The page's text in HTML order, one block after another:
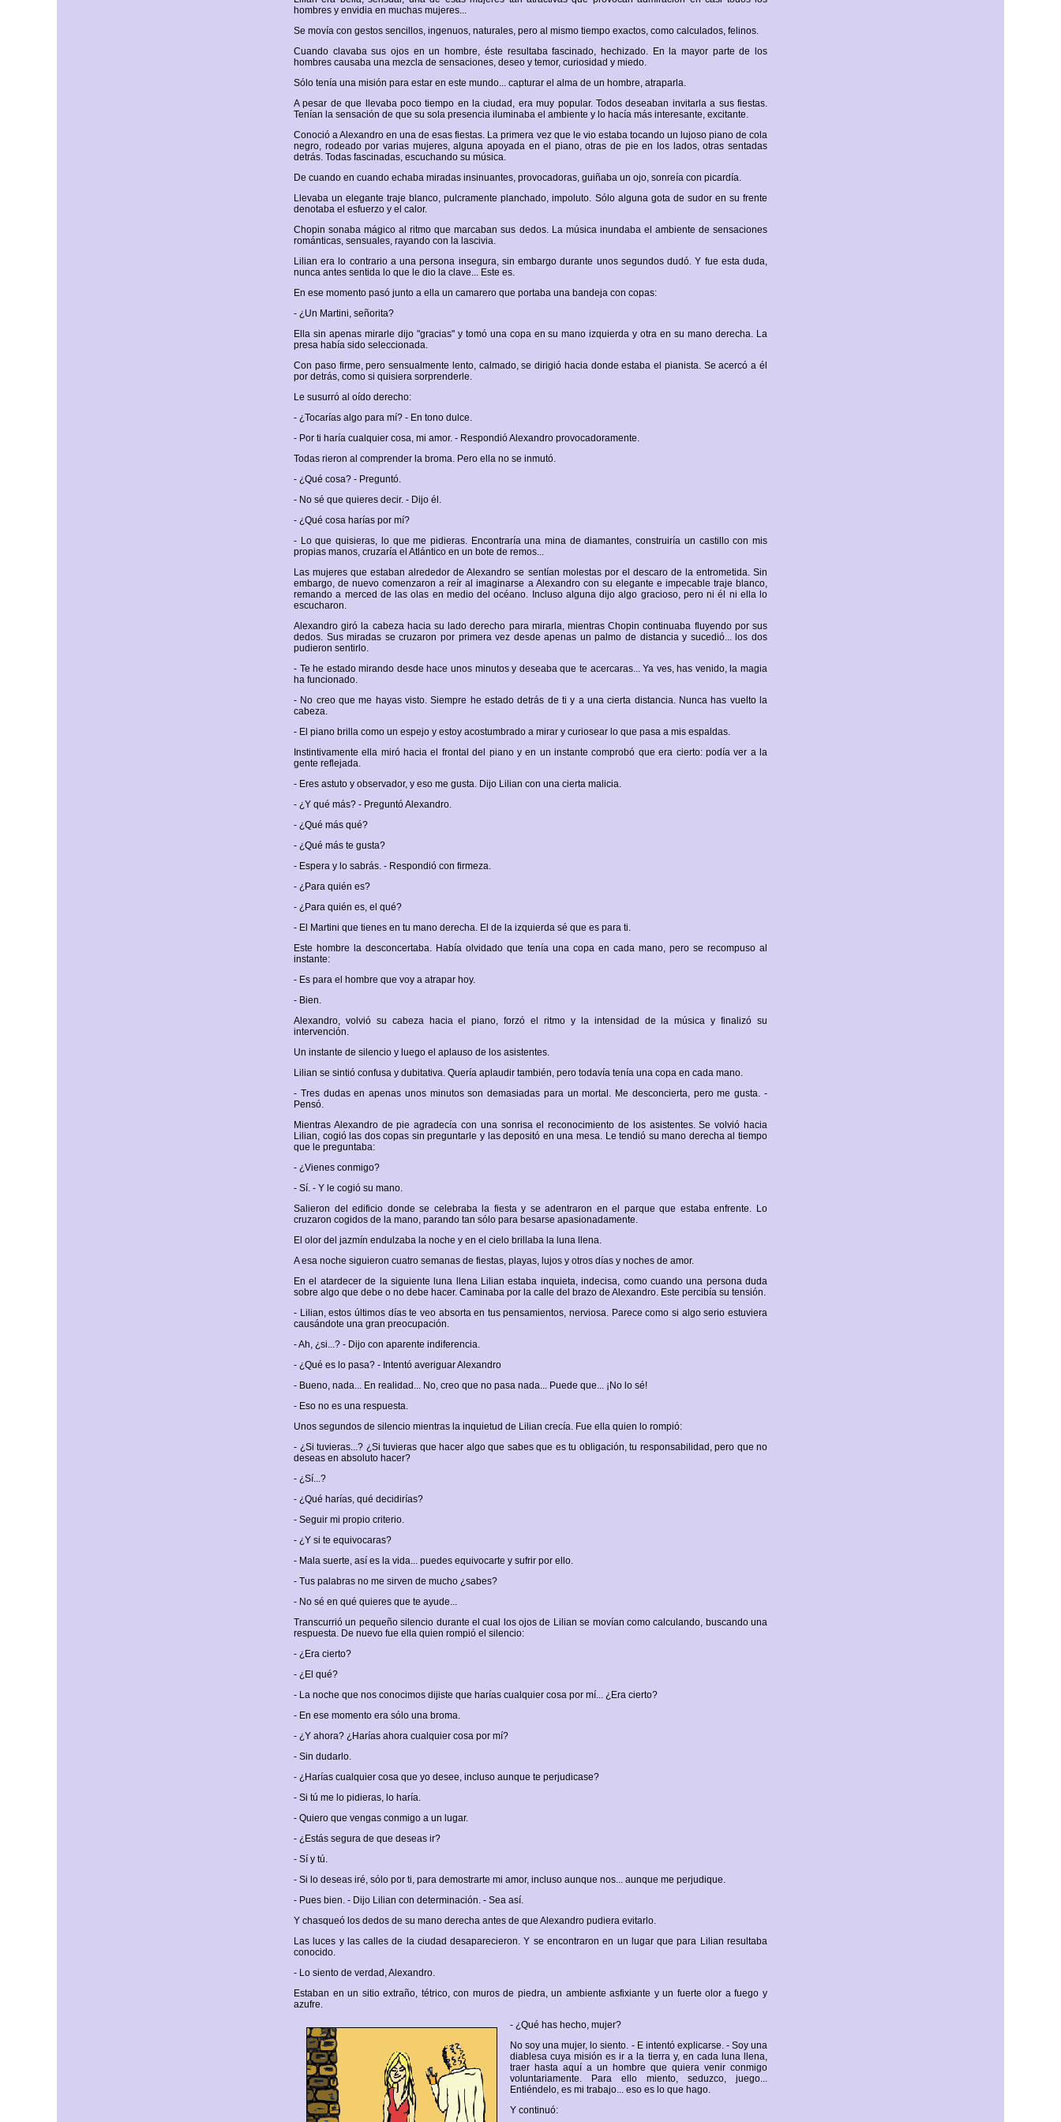
hombres y envidia en muchas mujeres...
Se movía con gestos sencillos, ingenuos, naturales, pero al mismo tiempo exactos, como calculados, felinos.
Cuando clavaba sus ojos en un hombre, éste resultaba fascinado, hechizado. En la mayor parte de los
hombres causaba una mezcla de sensaciones, deseo y temor, curiosidad y miedo.
Sólo tenía una misión para estar en este mundo... capturar el alma de un hombre, atraparla.
A pesar de que llevaba poco tiempo en la ciudad, era muy popular. Todos deseaban invitarla a sus fiestas.
Tenían la sensación de que su sola presencia iluminaba el ambiente y lo hacía más interesante, excitante.
Conoció a Alexandro en una de esas fiestas. La primera vez que le vio estaba tocando un lujoso piano de cola
negro, rodeado por varias mujeres, alguna apoyada en el piano, otras de pie en los lados, otras sentadas
detrás. Todas fascinadas, escuchando su música.
De cuando en cuando echaba miradas insinuantes, provocadoras, guiñaba un ojo, sonreía con picardía.
Llevaba un elegante traje blanco, pulcramente planchado, impoluto. Sólo alguna gota de sudor en su frente
denotaba el esfuerzo y el calor.
Chopin sonaba mágico al ritmo que marcaban sus dedos. La música inundaba el ambiente de sensaciones
románticas, sensuales, rayando con la lascivia.
Lilian era lo contrario a una persona insegura, sin embargo durante unos segundos dudó. Y fue esta duda,
nunca antes sentida lo que le dio la clave... Este es.
En ese momento pasó junto a ella un camarero que portaba una bandeja con copas:
- ¿Un Martini, señorita?
Ella sin apenas mirarle dijo "gracias" y tomó una copa en su mano izquierda y otra en su mano derecha. La
presa había sido seleccionada.
Con paso firme, pero sensualmente lento, calmado, se dirigió hacia donde estaba el pianista. Se acercó a él
por detrás, como si quisiera sorprenderle.
Le susurró al oído derecho:
- ¿Tocarías algo para mí? - En tono dulce.
- Por ti haría cualquier cosa, mi amor. - Respondió Alexandro provocadoramente.
Todas rieron al comprender la broma. Pero ella no se inmutó.
- ¿Qué cosa? - Preguntó.
- No sé que quieres decir. - Dijo él.
- ¿Qué cosa harías por mí?
- Lo que quisieras, lo que me pidieras. Encontraría una mina de diamantes, construiría un castillo con mis
propias manos, cruzaría el Atlántico en un bote de remos...
Las mujeres que estaban alrededor de Alexandro se sentían molestas por el descaro de la entrometida. Sin
embargo, de nuevo comenzaron a reír al imaginarse a Alexandro con su elegante e impecable traje blanco,
remando a merced de las olas en medio del océano. Incluso alguna dijo algo gracioso, pero ni él ni ella lo
escucharon.
Alexandro giró la cabeza hacia su lado derecho para mirarla, mientras Chopin continuaba fluyendo por sus
dedos. Sus miradas se cruzaron por primera vez desde apenas un palmo de distancia y sucedió... los dos
pudieron sentirlo.
- Te he estado mirando desde hace unos minutos y deseaba que te acercaras... Ya ves, has venido, la magia
ha funcionado.
- No creo que me hayas visto. Siempre he estado detrás de ti y a una cierta distancia. Nunca has vuelto la
cabeza.
- El piano brilla como un espejo y estoy acostumbrado a mirar y curiosear lo que pasa a mis espaldas.
Instintivamente ella miró hacia el frontal del piano y en un instante comprobó que era cierto: podía ver a la
gente reflejada.
- Eres astuto y observador, y eso me gusta. Dijo Lilian con una cierta malicia.
- ¿Y qué más? - Preguntó Alexandro.
- ¿Qué más qué?
- ¿Qué más te gusta?
- Espera y lo sabrás. - Respondió con firmeza.
- ¿Para quién es?
- ¿Para quién es, el qué?
- El Martini que tienes en tu mano derecha. El de la izquierda sé que es para ti.
Este hombre la desconcertaba. Había olvidado que tenía una copa en cada mano, pero se recompuso al
instante:
- Es para el hombre que voy a atrapar hoy.
- Bien.
Alexandro, volvió su cabeza hacia el piano, forzó el ritmo y la intensidad de la música y finalizó su
intervención.
Un instante de silencio y luego el aplauso de los asistentes.
Lilian se sintió confusa y dubitativa. Quería aplaudir también, pero todavía tenía una copa en cada mano.
- Tres dudas en apenas unos minutos son demasiadas para un mortal. Me desconcierta, pero me gusta. -
Pensó.
Mientras Alexandro de pie agradecía con una sonrisa el reconocimiento de los asistentes. Se volvió hacia
Lilian, cogió las dos copas sin preguntarle y las depositó en una mesa. Le tendió su mano derecha al tiempo
que le preguntaba:
- ¿Vienes conmigo?
- Sí. - Y le cogió su mano.
Salieron del edificio donde se celebraba la fiesta y se adentraron en el parque que estaba enfrente. Lo
cruzaron cogidos de la mano, parando tan sólo para besarse apasionadamente.
El olor del jazmín endulzaba la noche y en el cielo brillaba la luna llena.
A esa noche siguieron cuatro semanas de fiestas, playas, lujos y otros días y noches de amor.
En el atardecer de la siguiente luna llena Lilian estaba inquieta, indecisa, como cuando una persona duda
sobre algo que debe o no debe hacer. Caminaba por la calle del brazo de Alexandro. Este percibía su tensión.
- Lilian, estos últimos días te veo absorta en tus pensamientos, nerviosa. Parece como si algo serio estuviera
causándote una gran preocupación.
- Ah, ¿si...? - Dijo con aparente indiferencia.
- ¿Qué es lo pasa? - Intentó averiguar Alexandro
- Bueno, nada... En realidad... No, creo que no pasa nada... Puede que... ¡No lo sé!
- Eso no es una respuesta.
Unos segundos de silencio mientras la inquietud de Lilian crecía. Fue ella quien lo rompió:
- ¿Si tuvieras...? ¿Si tuvieras que hacer algo que sabes que es tu obligación, tu responsabilidad, pero que no
deseas en absoluto hacer?
- ¿Sí...?
- ¿Qué harías, qué decidirías?
- Seguir mi propio criterio.
- ¿Y si te equivocaras?
- Mala suerte, así es la vida... puedes equivocarte y sufrir por ello.
- Tus palabras no me sirven de mucho ¿sabes?
- No sé en qué quieres que te ayude...
Transcurrió un pequeño silencio durante el cual los ojos de Lilian se movían como calculando, buscando una
respuesta. De nuevo fue ella quien rompió el silencio:
- ¿Era cierto?
- ¿El qué?
- La noche que nos conocimos dijiste que harías cualquier cosa por mí... ¿Era cierto?
- En ese momento era sólo una broma.
- ¿Y ahora? ¿Harías ahora cualquier cosa por mí?
- Sin dudarlo.
- ¿Harías cualquier cosa que yo desee, incluso aunque te perjudicase?
- Si tú me lo pidieras, lo haría.
- Quiero que vengas conmigo a un lugar.
- ¿Estás segura de que deseas ir?
- Sí y tú.
- Si lo deseas iré, sólo por ti, para demostrarte mi amor, incluso aunque nos... aunque me perjudique.
- Pues bien. - Dijo Lilian con determinación. - Sea así.
Y chasqueó los dedos de su mano derecha antes de que Alexandro pudiera evitarlo.
Las luces y las calles de la ciudad desaparecieron. Y se encontraron en un lugar que para Lilian resultaba
conocido.
- Lo siento de verdad, Alexandro.
Estaban en un sitio extraño, tétrico, con muros de piedra, un ambiente asfixiante y un fuerte olor a fuego y
azufre.
- ¿Qué has hecho, mujer?
No soy una mujer, lo siento. - E intentó explicarse. - Soy una
diablesa cuya misión es ir a la tierra y, en cada luna llena,
traer hasta aquí a un hombre que quiera venir conmigo
voluntariamente. Para ello miento, seduzco, juego...
Entiéndelo, es mi trabajo... eso es lo que hago.
Y continuó: